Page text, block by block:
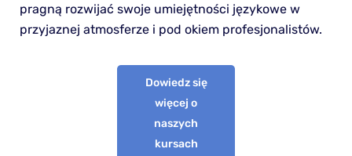
pragną rozwijać swoje umiejętności językowe w
przyjaznej atmosferze i pod okiem profesjonalistów.
Dowiedz się
więcej o
naszych
kursach